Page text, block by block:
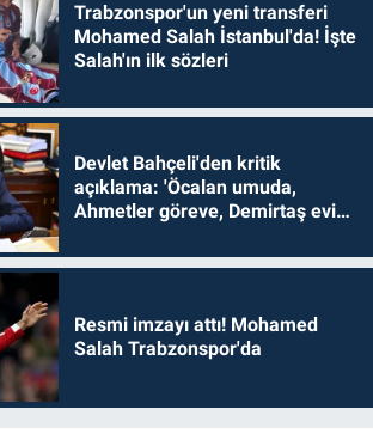
Trabzonspor'un yeni transferi
Mohamed Salah İstanbul'da! İşte
Salah'ın ilk sözleri
Devlet Bahçeli'den kritik
açıklama: 'Öcalan umuda,
Ahmetler göreve, Demirtaş evine
Resmi imzayı attı! Mohamed
Salah Trabzonspor'da